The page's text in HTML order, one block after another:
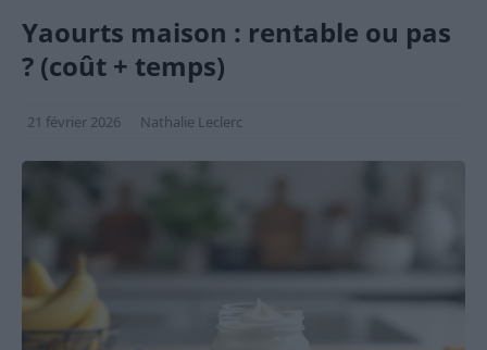
Yaourts maison : rentable ou pas
? (coût + temps)
21 février 2026 Nathalie Leclerc